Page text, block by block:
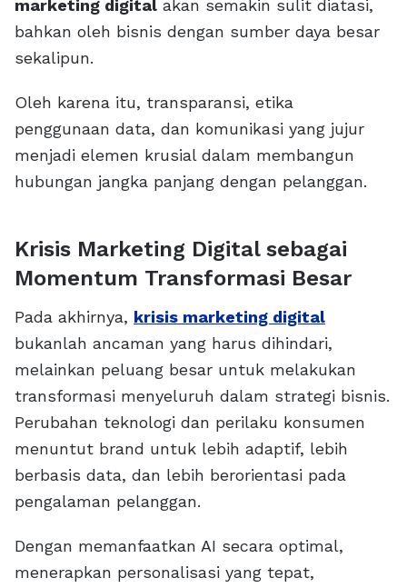
marketing digital akan semakin sulit diatasi,
bahkan oleh bisnis dengan sumber daya besar
sekalipun.
Oleh karena itu, transparansi, etika
penggunaan data, dan komunikasi yang jujur
menjadi elemen krusial dalam membangun
hubungan jangka panjang dengan pelanggan.
Krisis Marketing Digital sebagai
Momentum Transformasi Besar
Pada akhirnya, krisis marketing digital
bukanlah ancaman yang harus dihindari,
melainkan peluang besar untuk melakukan
transformasi menyeluruh dalam strategi bisnis.
Perubahan teknologi dan perilaku konsumen
menuntut brand untuk lebih adaptif, lebih
berbasis data, dan lebih berorientasi pada
pengalaman pelanggan.
Dengan memanfaatkan AI secara optimal,
menerapkan personalisasi yang tepat,